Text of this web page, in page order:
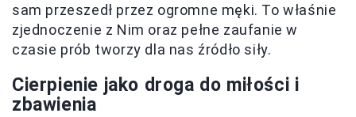
sam przeszedł przez ogromne męki. To właśnie
zjednoczenie z Nim oraz pełne zaufanie w
czasie prób tworzy dla nas źródło siły.
Cierpienie jako droga do miłości i
zbawienia